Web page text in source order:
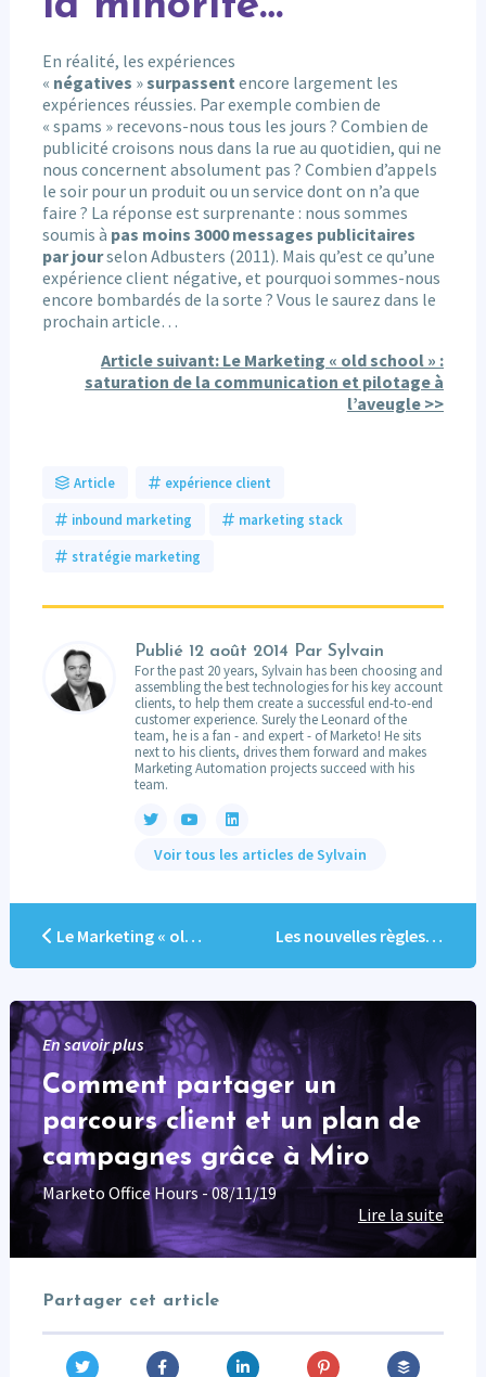
En réalité, les expériences
« négatives »surpassent encore largement les
expériences réussies. Par exemple combien de
« spams » recevons-nous tous les jours ? Combien de
publicité croisons nous dans la rue au quotidien, qui ne
nous concernent absolument pas ? Combien d’appels
le soir pour un produit ou un service dont on n’a que
faire ? La réponse est surprenante : nous sommes
soumis à pas moins 3000 messages publicitaires
par jourselon Adbusters (2011). Mais qu’est ce qu’une
expérience client négative, et pourquoi sommes-nous
encore bombardés de la sorte ? Vous le saurez dans le
prochain article…
Articlesuivant: Le Marketing « old school » :
saturation de la communication et pilotage à
l’aveugle >>
Article expérience client
inbound marketing marketing stack
stratégie marketing
Publié 12 août 2014 Par Sylvain
For the past 20 years, Sylvain has been choosing and
assembling the best technologies for his key account
clients, to help them create a successful end-to-end
customer experience. Surely the Leonard of the
team, he is a fan - and expert - of Marketo! He sits
next to his clients, drives them forward and makes
Marketing Automation projects succeed with his
team.
Voir tous les articles de Sylvain
Le Marketing « old school » : saturation de la communication et pilotage à l’aveugle Les nouvelles règles du Marketing
En savoir plus
Comment partager un
parcours client et un plan de
campagnes grâce à Miro
Marketo Office Hours - 08/11/19
Lire la suite
Partager cet article